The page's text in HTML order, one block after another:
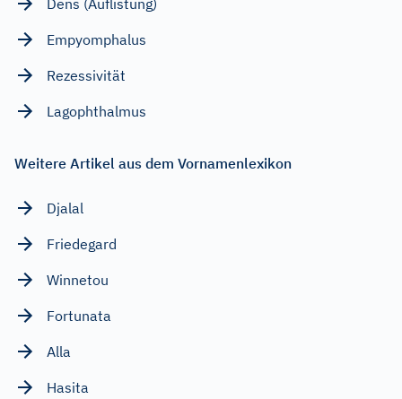
Empyomphalus
Rezessivität
Lagophthalmus
Weitere Artikel aus dem Vornamenlexikon
Djalal
Friedegard
Winnetou
Fortunata
Alla
Hasita